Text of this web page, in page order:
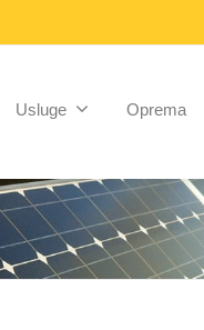
Usluge Oprema